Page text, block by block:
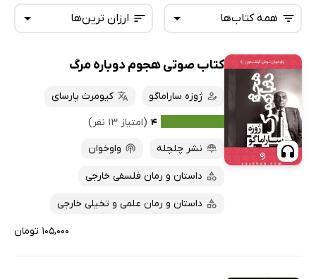
ارزان ترین‌ها
تازه‌ها
داغ‌ترین‌ها
پرفروش‌ها
پربحث‌ها
ارزان ترین‌ها
همه کتاب‌ها
همه کتاب‌ها
کتاب‌های صوتی
کتاب‌های متنی
کتاب صوتی هجوم دوباره مرگ
ژوزه ساراماگو
کیومرث پارسای
۴ (امتیاز ۱۳ نفر)
نشر چلچله
واوخوان
داستان و رمان فلسفی خارجی
داستان و رمان علمی و تخیلی خارجی
۱۰۵,۰۰۰ تومان